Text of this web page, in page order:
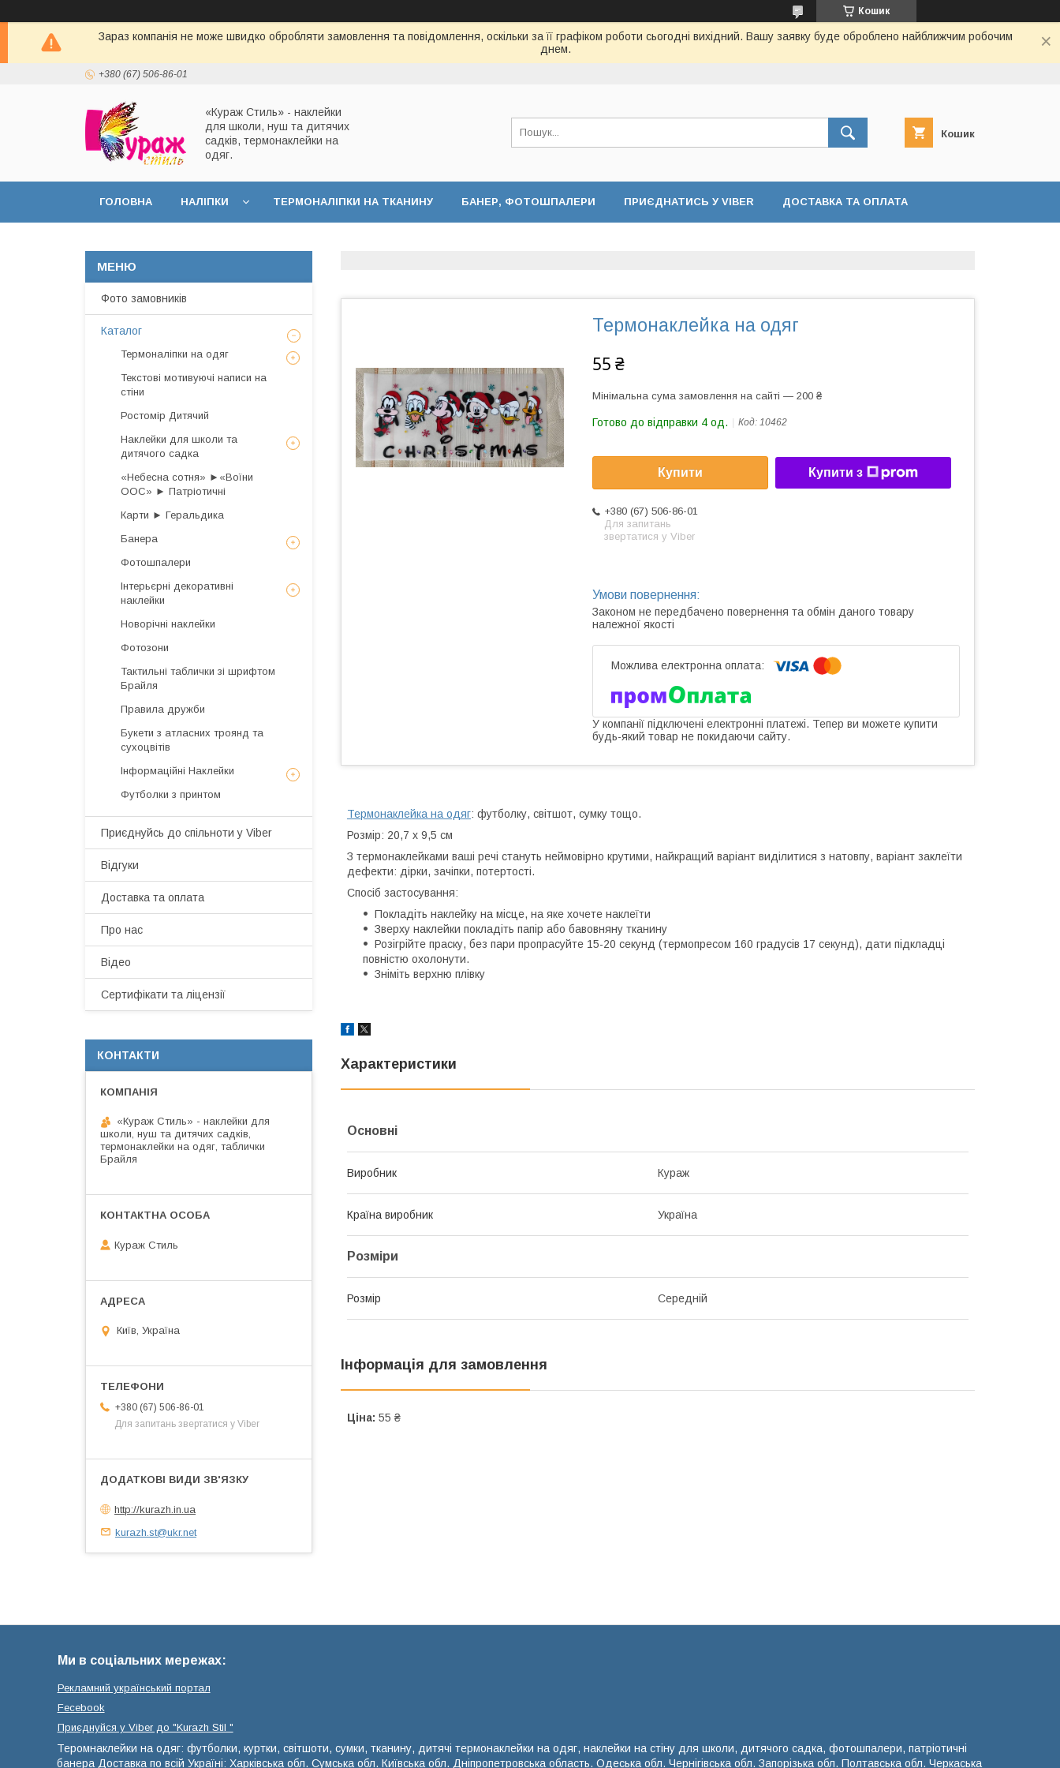
Кошик
Зараз компанія не може швидко обробляти замовлення та повідомлення, оскільки за її графіком роботи сьогодні вихідний. Вашу заявку буде оброблено найближчим робочим
днем.
+380 (67) 506-86-01
«Кураж Стиль» - наклейки
для школи, нуш та дитячих
садків, термонаклейки на
одяг.
Кошик
ГОЛОВНА НАЛІПКИ ТЕРМОНАЛІПКИ НА ТКАНИНУ БАНЕР, ФОТОШПАЛЕРИ ПРИЄДНАТИСЬ У VIBER ДОСТАВКА ТА ОПЛАТА
Термонаклейка на одяг
55 ₴
Мінімальна сума замовлення на сайті — 200 ₴
Готово до відправки 4 од. Код: 10462
Купити Купити з
+380 (67) 506-86-01
Для запитань
звертатися у Viber
Законом не передбачено повернення та обмін даного товару
належної якості
У компанії підключені електронні платежі. Тепер ви можете купити
будь-який товар не покидаючи сайту.
Термонаклейка на одяг: футболку, світшот, сумку тощо.
Розмір: 20,7 х 9,5 см
З термонаклейками ваші речі стануть неймовірно крутими, найкращий варіант виділитися з натовпу, варіант заклеїти
дефекти: дірки, зачіпки, потертості.
Спосіб застосування:
Покладіть наклейку на місце, на яке хочете наклеїти
Зверху наклейки покладіть папір або бавовняну тканину
Розігрійте праску, без пари пропрасуйте 15-20 секунд (термопресом 160 градусів 17 секунд), дати підкладці
повністю охолонути.
Зніміть верхню плівку
Характеристики
Основні
Виробник Кураж
Країна виробник Україна
Розміри
Розмір Середній
Інформація для замовлення
Ціна: 55 ₴
Фото замовників
Каталог
Термоналіпки на одяг
Текстові мотивуючі написи на
стіни
Ростомір Дитячий
Наклейки для школи та
дитячого садка
«Небесна сотня» ►«Воїни
ООС» ► Патріотичні
Карти ► Геральдика
Банера
Фотошпалери
Інтерьєрні декоративні
наклейки
Новорічні наклейки
Фотозони
Тактильні таблички зі шрифтом
Брайля
Правила дружби
Букети з атласних троянд та
сухоцвітів
Інформаційні Наклейки
Футболки з принтом
Приєднуйсь до спільноти у Viber
Відгуки
Доставка та оплата
Про нас
Відео
Сертифікати та ліцензії
КОНТАКТИ
«Кураж Стиль» - наклейки для
школи, нуш та дитячих садків,
термонаклейки на одяг, таблички
Брайля
Кураж Стиль
Київ, Україна
+380 (67) 506-86-01
Для запитань звертатися у Viber
http://kurazh.in.ua
kurazh.st@ukr.net
Ми в соціальних мережах:
Рекламний український портал
Fecebook
Приєднуйся у Viber до ⁨"Kurazh Stil "
Теромнаклейки на одяг: футболки, куртки, світшоти, сумки, тканину, дитячі термонаклейки на одяг, наклейки на стіну для школи, дитячого садка, фотошпалери, патріотичні
банера Доставка по всій Україні: Харківська обл. Сумська обл. Київська обл. Дніпропетровська область. Одеська обл. Чернігівська обл. Запорізька обл. Полтавська обл. Черкаська